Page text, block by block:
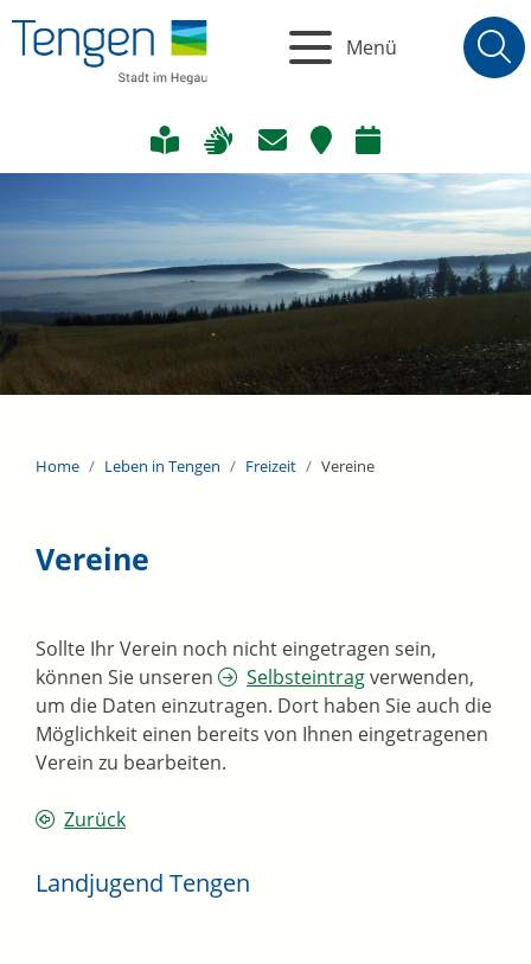
Menü
Home Leben in Tengen Freizeit Vereine
Vereine
Sollte Ihr Verein noch nicht eingetragen sein,
können Sie unseren
Selbsteintragverwenden,
um die Daten einzutragen. Dort haben Sie auch die
Möglichkeit einen bereits von Ihnen eingetragenen
Verein zu bearbeiten.
Zurück
Landjugend Tengen